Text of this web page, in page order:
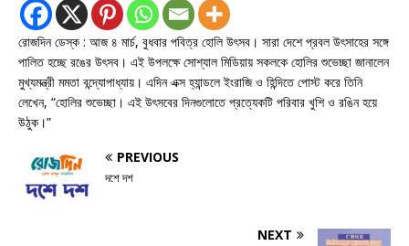
রোজদিন ডেস্ক : আজ ৪ মার্চ, বুধবার পবিত্র হোলি উৎসব। সারা দেশে প্রবল উৎসাহের সঙ্গে
পালিত হচ্ছে রঙের উৎসব। এই উপলক্ষে সোশ্যাল মিডিয়ায় সকলকে হোলির শুভেচ্ছা জানালেন
মুখ্যমন্ত্রী মমতা বন্দ্যোপাধ্যায়। এদিন এক্স হ্যান্ডলে ইংরাজি ও হিন্দিতে পোস্ট করে তিনি
লেখেন, “হোলির শুভেচ্ছা। এই উৎসবের দিনগুলোতে প্রত্যেকটি পরিবার খুশি ও রঙিন হয়ে
উঠুক।”
PREVIOUS
দশে দশ
NEXT